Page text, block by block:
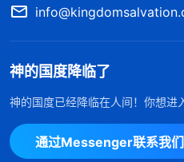
神的国度降临了
神的国度已经降临在人间！你想进
通过Messenger联系我们